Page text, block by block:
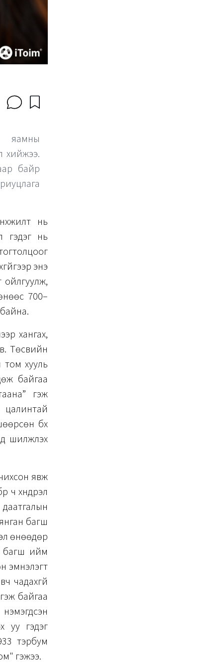
яамны
хийжээ.
байр
нь
гэдэг нь
энэ
ойлгуулж,
700–
хангах,
Төсвийн
том хууль
байгаа
гэж
цалинтай
бүх
шилжүүлэх
явж
ч хүндрэл
багш
өнөөдөр
багш ийм
эмнэлэгт
чадахгүй
байгаа
уу гэдэг
тэрбум
гэжээ.